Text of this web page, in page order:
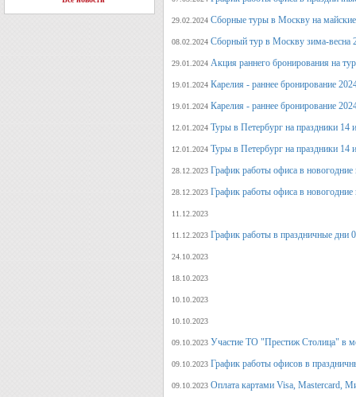
29.02.2024 Сборные туры в Москву на
08.02.2024 Сборный тур в Москву зима-весна
29.01.2024 Акция раннего бронирования на
19.01.2024 Карелия - раннее бронирование
19.01.2024 Карелия - раннее бронирование
12.01.2024 Туры в Петербург на праздники 14
12.01.2024 Туры в Петербург на праздники 14
28.12.2023 График работы офиса в новогодние
28.12.2023 График работы офиса в новогодние
11.12.2023
11.12.2023 График работы в праздничные дни
24.10.2023
18.10.2023
10.10.2023
10.10.2023
09.10.2023 Участие ТО "Престиж Столица" в
09.10.2023 График работы офисов в
09.10.2023 Оплата картами Visa, Mastercard,